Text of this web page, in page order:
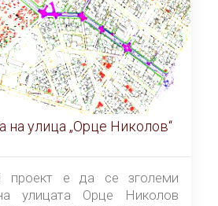
на улица „Орце Николов“
проект е да се зголеми
улицата Орце Николов